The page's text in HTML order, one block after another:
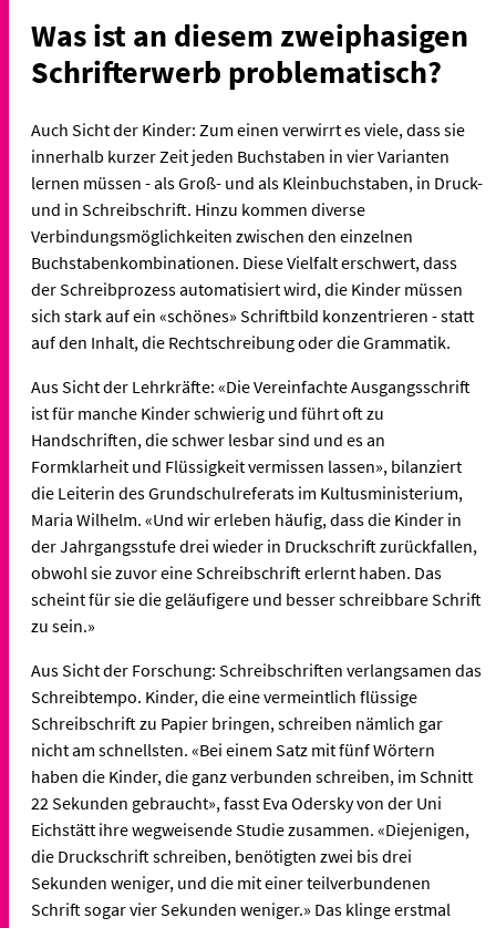
Was ist an diesem zweiphasigen
Schrifterwerb problematisch?
Auch Sicht der Kinder: Zum einen verwirrt es viele, dass sie
innerhalb kurzer Zeit jeden Buchstaben in vier Varianten
lernen müssen - als Groß- und als Kleinbuchstaben, in Druck-
und in Schreibschrift. Hinzu kommen diverse
Verbindungsmöglichkeiten zwischen den einzelnen
Buchstabenkombinationen. Diese Vielfalt erschwert, dass
der Schreibprozess automatisiert wird, die Kinder müssen
sich stark auf ein «schönes» Schriftbild konzentrieren - statt
auf den Inhalt, die Rechtschreibung oder die Grammatik.
Aus Sicht der Lehrkräfte: «Die Vereinfachte Ausgangsschrift
ist für manche Kinder schwierig und führt oft zu
Handschriften, die schwer lesbar sind und es an
Formklarheit und Flüssigkeit vermissen lassen», bilanziert
die Leiterin des Grundschulreferats im Kultusministerium,
Maria Wilhelm. «Und wir erleben häufig, dass die Kinder in
der Jahrgangsstufe drei wieder in Druckschrift zurückfallen,
obwohl sie zuvor eine Schreibschrift erlernt haben. Das
scheint für sie die geläufigere und besser schreibbare Schrift
zu sein.»
Aus Sicht der Forschung: Schreibschriften verlangsamen das
Schreibtempo. Kinder, die eine vermeintlich flüssige
Schreibschrift zu Papier bringen, schreiben nämlich gar
nicht am schnellsten. «Bei einem Satz mit fünf Wörtern
haben die Kinder, die ganz verbunden schreiben, im Schnitt
22 Sekunden gebraucht», fasst Eva Odersky von der Uni
Eichstätt ihre wegweisende Studie zusammen. «Diejenigen,
die Druckschrift schreiben, benötigten zwei bis drei
Sekunden weniger, und die mit einer teilverbundenen
Schrift sogar vier Sekunden weniger.» Das klinge erstmal